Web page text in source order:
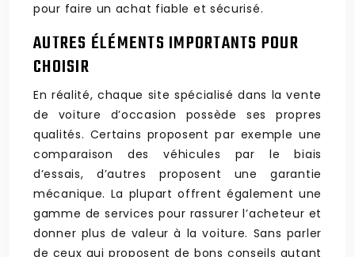
pour faire un achat fiable et sécurisé.
AUTRES ÉLÉMENTS IMPORTANTS POUR
CHOISIR
En réalité, chaque site spécialisé dans la vente
de voiture d’occasion possède ses propres
qualités. Certains proposent par exemple une
comparaison des véhicules par le biais
d’essais, d’autres proposent une garantie
mécanique. La plupart offrent également une
gamme de services pour rassurer l’acheteur et
donner plus de valeur à la voiture. Sans parler
de ceux qui proposent de bons conseils autant